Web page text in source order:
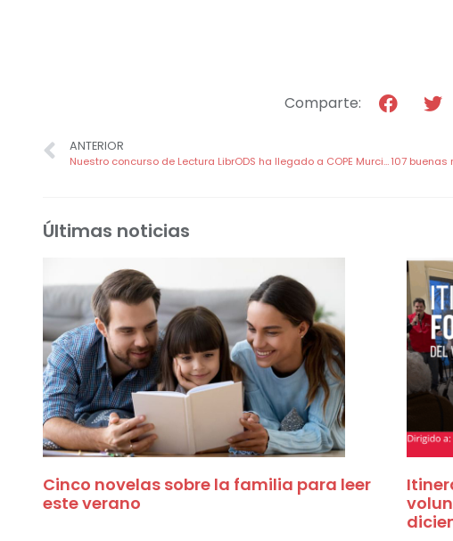
Comparte:
ANTERIOR
Nuestro concurso de Lectura LibrODS ha llegado a COPE Murcia de la mano de sus ganadores
Últimas noticias
Cinco novelas sobre la familia para leer
este verano